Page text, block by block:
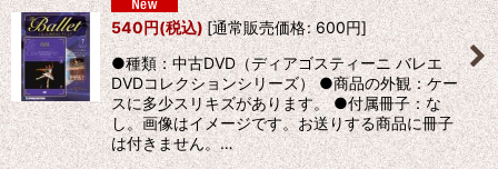
540円(税込) [通常販売価格: 600円]
●種類：中古DVD（ディアゴスティーニ バレエ
DVDコレクションシリーズ） ●商品の外観：ケー
スに多少スリキズがあります。 ●付属冊子：な
し。画像はイメージです。お送りする商品に冊子
は付きません。…